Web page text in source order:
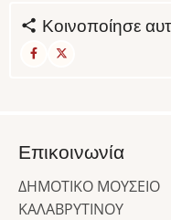
Κοινοποίησε
Επικοινωνία
ΔΗΜΟΤΙΚΟ ΜΟΥΣΕΙΟ
ΚΑΛΑΒΡΥΤΙΝΟΥ